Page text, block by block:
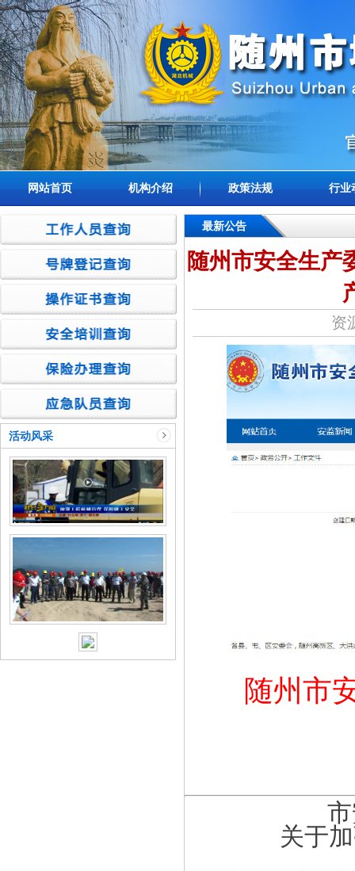
网站首页 机构介绍 政策法规 行业
活动风采
最新公告
随州市安全生产
资
随州市
关于